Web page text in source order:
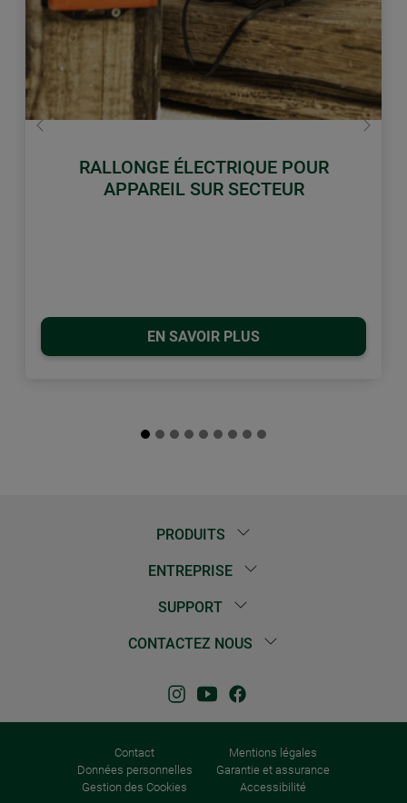
RALLONGE ÉLECTRIQUE POUR
APPAREIL SUR SECTEUR
EN SAVOIR PLUS
retour
PRODUITS
ENTREPRISE
SUPPORT
CONTACTEZ NOUS
Contact
Mentions légales
Données personnelles
Garantie et assurance
Gestion des Cookies
Accessibilité